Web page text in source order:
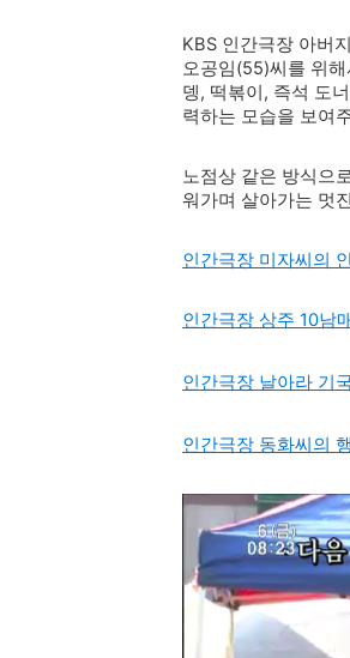
KBS 인간극장 아버
오공임(55)씨를 위
뎅, 떡볶이, 즉석 도
력하는 모습을 보여
노점상 같은 방식으
워가며 살아가는 멋
인간극장 미자씨의
인간극장 상주 10남
인간극장 날아라 기
인간극장 동화씨의